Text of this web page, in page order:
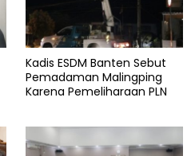
Kadis ESDM Banten Sebut
Pemadaman Malingping
Karena Pemeliharaan PLN